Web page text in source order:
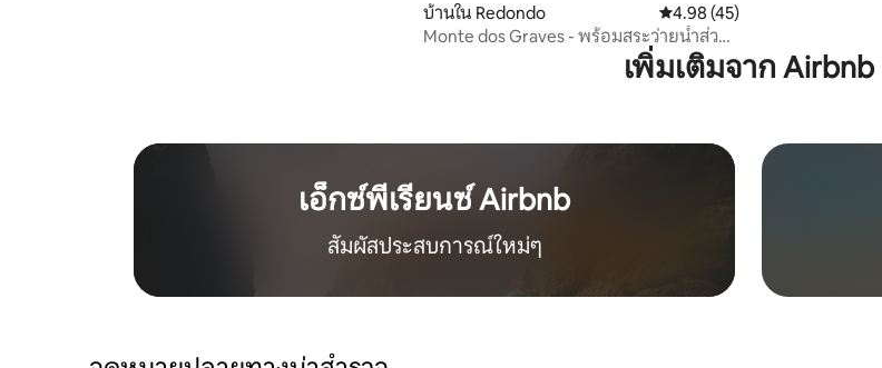
บ้านใน Redondo คะแนนเฉลี่ย 4.98 จาก 5, 45 รีวิว
4.98 (45)
Monte dos Graves - พร้อมสระว่ายน้ำส่วน
เพิ่มเติมจาก Airbnb
เอ็กซ์พีเรียนซ์ Airbnb
สัมผัสประสบการณ์ใหม่ๆ